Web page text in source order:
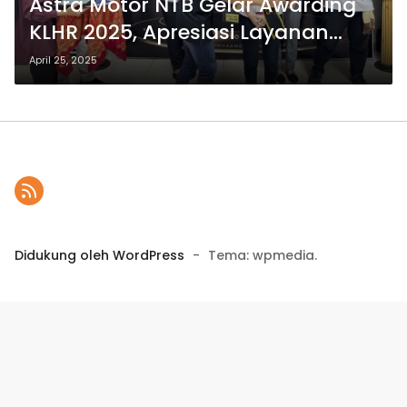
KLHR 2025, Apresiasi Layanan
Terbaik Jaringan Dealer Honda
April 25, 2025
Didukung oleh WordPress - Tema: wpmedia.